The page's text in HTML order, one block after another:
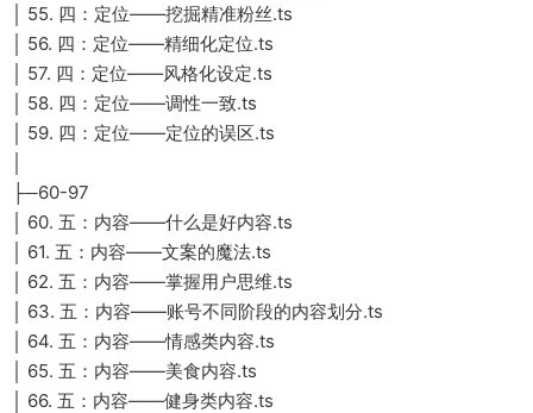
│ 55. 四：定位——挖掘精准粉丝.ts
│ 56. 四：定位——精细化定位.ts
│ 57. 四：定位——风格化设定.ts
│ 58. 四：定位——调性一致.ts
│ 59. 四：定位——定位的误区.ts
├─60-97
│ 60. 五：内容——什么是好内容.ts
│ 61. 五：内容——文案的魔法.ts
│ 62. 五：内容——掌握用户思维.ts
│ 63. 五：内容——账号不同阶段的内容划分.ts
│ 64. 五：内容——情感类内容.ts
│ 65. 五：内容——美食内容.ts
│ 66. 五：内容——健身类内容.ts